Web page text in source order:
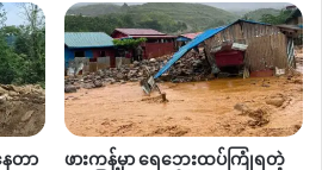
Copy URL
တာ
ဖားကန့်မှာ ရေဘေးထပ်ကြုံရတဲ့